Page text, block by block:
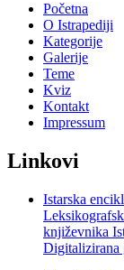
Početna
O Istrapediji
Kategorije
Galerije
Teme
Kviz
Kontakt
Impressum
Linkovi
Istarska
književnika
Digitalizirana